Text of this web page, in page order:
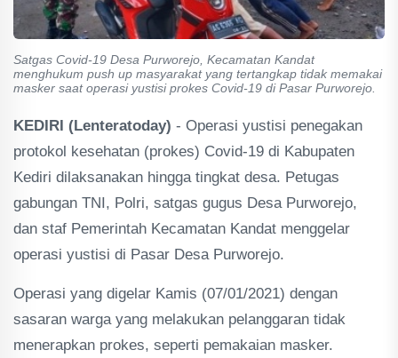
Satgas Covid-19 Desa Purworejo, Kecamatan Kandat
menghukum push up masyarakat yang tertangkap tidak memakai
masker saat operasi yustisi prokes Covid-19 di Pasar Purworejo.
KEDIRI (Lenteratoday) - Operasi yustisi penegakan
protokol kesehatan (prokes) Covid-19 di Kabupaten
Kediri dilaksanakan hingga tingkat desa. Petugas
gabungan TNI, Polri, satgas gugus Desa Purworejo,
dan staf Pemerintah Kecamatan Kandat menggelar
operasi yustisi di Pasar Desa Purworejo.
Operasi yang digelar Kamis (07/01/2021) dengan
sasaran warga yang melakukan pelanggaran tidak
menerapkan prokes, seperti pemakaian masker.